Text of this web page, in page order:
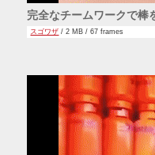
完全なチームワークで棒
スゴワザ / 2 MB / 67 frames